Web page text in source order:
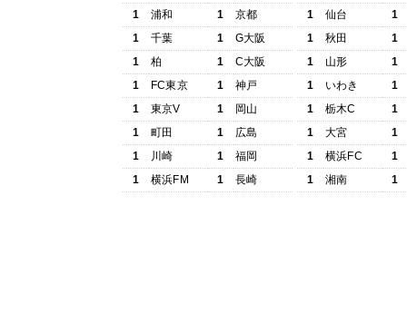
1
浦和 1
京都
1
千葉 1
G大阪
1
柏 1
C大阪
1
FC東京 1
神戸
1
東京V 1
岡山
1
町田 1
広島
1
川崎 1
福岡
1
横浜FM 1 長崎
1
仙台
1
1
秋田
1
1
山形
1
1
いわき
1
1
栃木C
1
1
大宮
1
1
横浜FC
1
1
湘南 1